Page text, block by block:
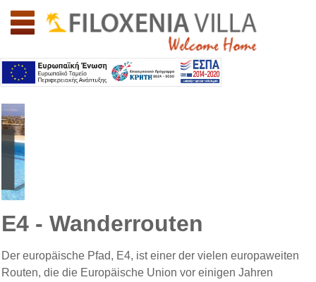
Willkommen auf Südkreta: Lassithi: Filoxenia Villa
E4 - Wanderrouten
Der europäische Pfad, E4, ist einer der vielen europaweiten
Routen, die die Europäische Union vor einigen Jahren